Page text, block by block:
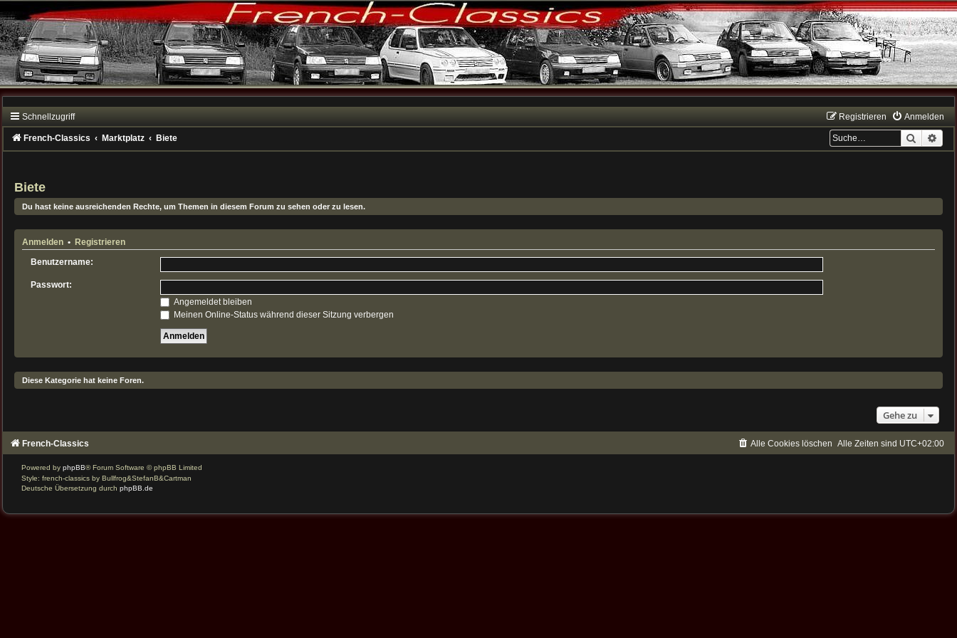
Schnellzugriff Anmelden
Registrieren
Suche
French-Classics Marktplatz Biete
Biete
Du hast keine ausreichenden Rechte, um Themen in diesem Forum zu sehen oder zu lesen.
Anmelden • Registrieren
Benutzername:
Passwort:
Angemeldet bleiben
Meinen Online-Status während dieser Sitzung verbergen
Diese Kategorie hat keine Foren.
Gehe zu
French-Classics Alle Zeiten sind UTC+02:00
Alle Cookies löschen
Powered byphpBB® Forum Software © phpBB Limited
Style: french-classics by Bullfrog&StefanB&Cartman
Deutsche Übersetzung durchphpBB.de